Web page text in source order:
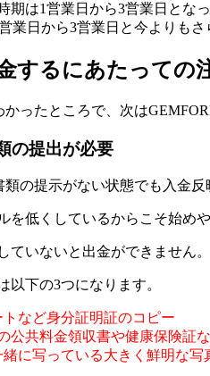
期は1営業日から3営業日とな
業日から3営業日と今よりもさ
するにあたっての
ったところで、次は
の提出が必要
の提示がない状態でも入金
を低くしているからこそ始め
ていないと出金ができません。
以下の3つになります。
など身分証明証のコピー
公共料金領収書や健康保険証
に写っている大きく鮮明な写